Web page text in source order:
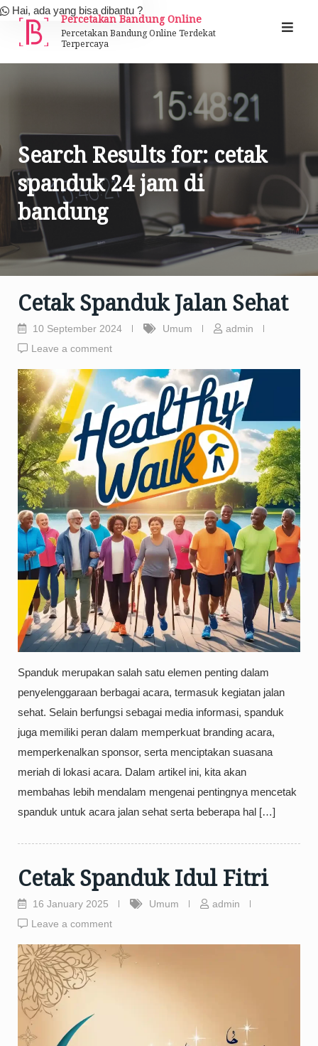
Skip
content
Percetakan Bandung Online
Percetakan Bandung Online Terdekat
Terpercaya
Search Results for:cetak
spanduk 24 jam di
bandung
Cetak Spanduk Jalan Sehat
10 September 2024 Umum
admin
Leave a comment
Spanduk merupakan salah satu elemen penting dalam
penyelenggaraan berbagai acara, termasuk kegiatan jalan
sehat. Selain berfungsi sebagai media informasi, spanduk
juga memiliki peran dalam memperkuat branding acara,
memperkenalkan sponsor, serta menciptakan suasana
meriah di lokasi acara. Dalam artikel ini, kita akan
membahas lebih mendalam mengenai pentingnya mencetak
spanduk untuk acara jalan sehat serta beberapa hal […]
Cetak Spanduk Idul Fitri
16 January 2025 Umum
admin
Leave a comment
Hai, ada yang bisa dibantu ?